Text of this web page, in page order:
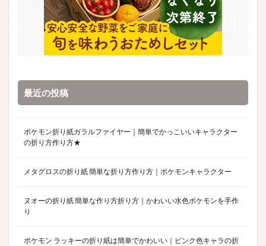
最近の投稿
ポケモン折り紙ガラルファイヤー｜簡単でかっこいいキャラクター
の折り方作り方★
メタグロスの折り紙 簡単な折り方作り方｜ポケモンキャラクター
ヌオーの折り紙 簡単な作り方折り方｜かわいい水色ポケモンを手作
り
ポケモン ラッキーの折り紙は簡単でかわいい｜ピンク色キャラの折